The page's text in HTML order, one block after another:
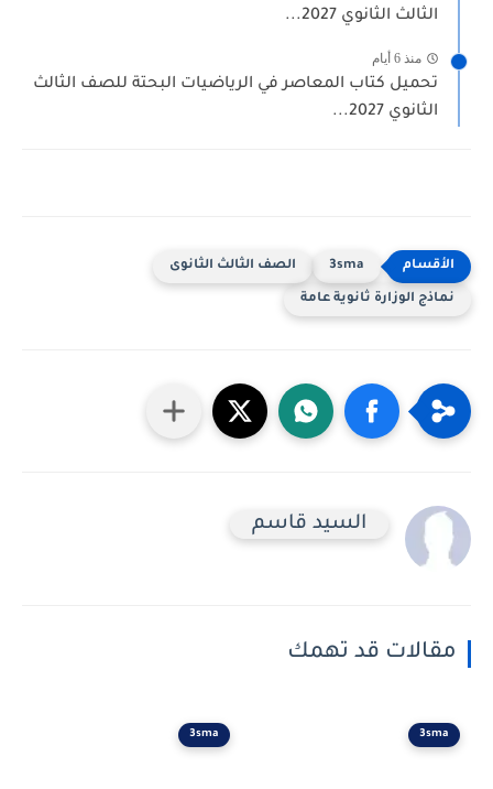
الثانوي 2027...
منذ 6 أيام
كتاب المعاصر في الرياضيات البحتة للصف الثالث
3sma الصف الثالث الثانوى
الوزارة ثانوية عامة
السيد قاسم
قد تهمك